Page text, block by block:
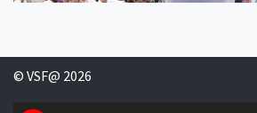
© VSF@ 2026